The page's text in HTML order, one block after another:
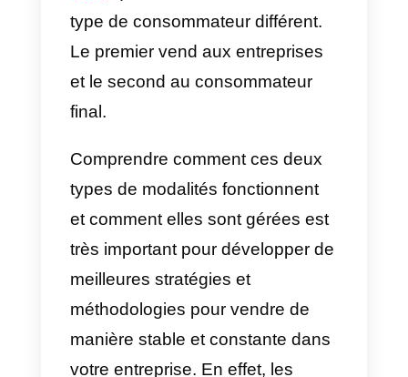
Si vous ne connaissez pas
chose aux ventes, vous ne
de ventes les plus populaires.
Parmi eux, on trouve leB2B
B2C, qui vendent chacun à un
type de consommateur différent.
Le premier vend aux entreprises
et le second au consommateur